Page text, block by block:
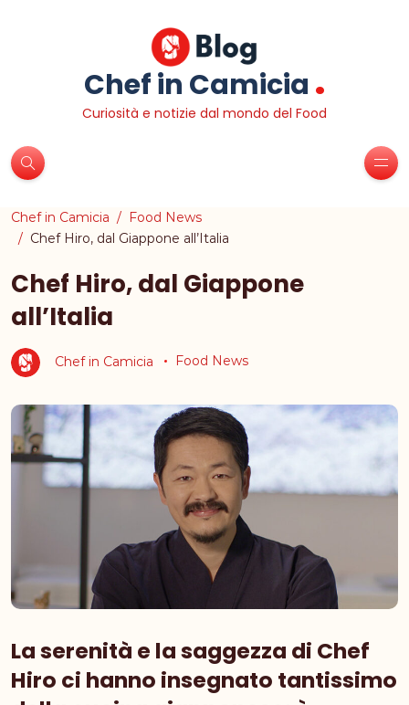
Chef in Camicia .
Curiosità e notizie dal mondo del Food
Chef in Camicia
Food News
Chef Hiro, dal Giappone all’Italia
Chef Hiro, dal Giappone
all’Italia
Chef in Camicia Food News
La serenità e la saggezza di Chef
Hiro ci hanno insegnato tantissimo